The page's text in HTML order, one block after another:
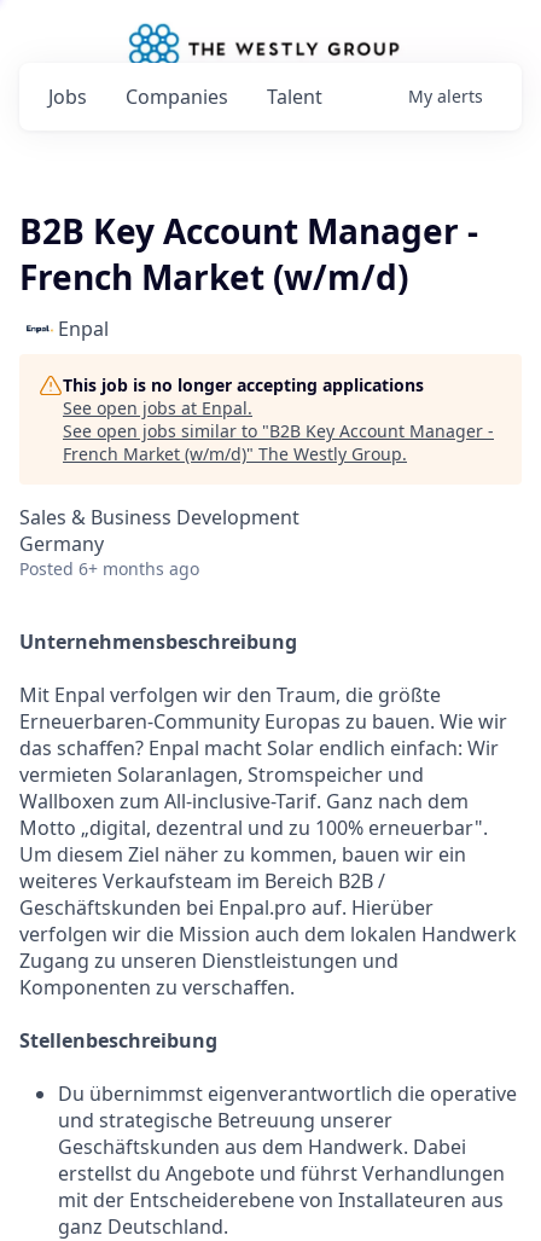
Jobs Companies Talent My alerts
B2B Key Account Manager -
French Market (w/m/d)
Enpal
This job is no longer accepting applications
See open jobs at Enpal.
See open jobs similar to "B2B Key Account Manager -
French Market (w/m/d)" The Westly Group.
Sales & Business Development
Germany
Posted 6+ months ago
Unternehmensbeschreibung
Mit Enpal verfolgen wir den Traum, die größte
Erneuerbaren-Community Europas zu bauen. Wie wir
das schaffen? Enpal macht Solar endlich einfach: Wir
vermieten Solaranlagen, Stromspeicher und
Wallboxen zum All-inclusive-Tarif. Ganz nach dem
Motto „digital, dezentral und zu 100% erneuerbar".
Um diesem Ziel näher zu kommen, bauen wir ein
weiteres Verkaufsteam im Bereich B2B /
Geschäftskunden bei Enpal.pro auf. Hierüber
verfolgen wir die Mission auch dem lokalen Handwerk
Zugang zu unseren Dienstleistungen und
Komponenten zu verschaffen.
Stellenbeschreibung
Du übernimmst eigenverantwortlich die operative
und strategische Betreuung unserer
Geschäftskunden aus dem Handwerk. Dabei
erstellst du Angebote und führst Verhandlungen
mit der Entscheiderebene von Installateuren aus
ganz Deutschland.